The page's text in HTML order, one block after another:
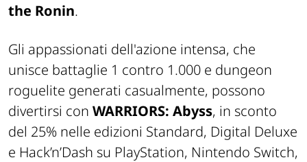
the Ronin.
Gli appassionati dell'azione intensa, che
unisce battaglie 1 contro 1.000 e dungeon
roguelite generati casualmente, possono
divertirsi con WARRIORS: Abyss, in sconto
del 25% nelle edizioni Standard, Digital Deluxe
e Hack’n’Dash su PlayStation, Nintendo Switch,